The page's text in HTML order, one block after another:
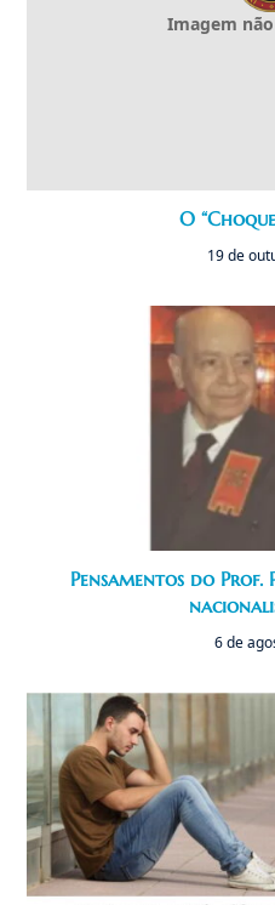
Imagem
O
19 de
Pensamentos do
6 de